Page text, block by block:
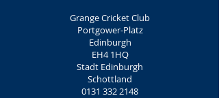
Grange Cricket Club
Portgower-Platz
Edinburgh
EH4 1HQ
Stadt Edinburgh
Schottland
0131 332 2148